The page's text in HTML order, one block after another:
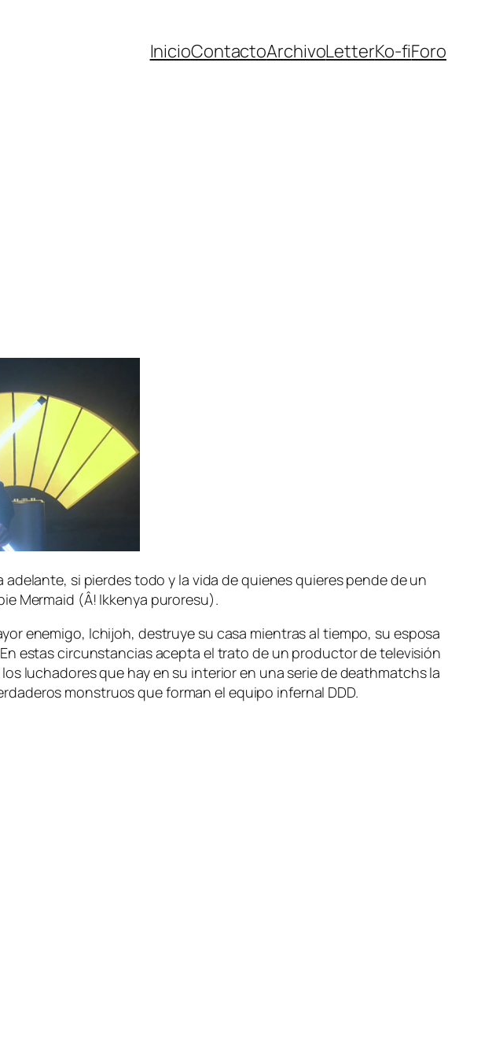
InicioContactoArchivoLetterKo-fiForo
si pier­des to­do y la vi­da de quie­nes quie­res pen­de de un
Mermaid (Â! Ikkenya puroresu).
enemi­go, Ichijoh, des­tru­ye su ca­sa mien­tras al tiem­po, su es­po­sa
es­tas cir­cuns­tan­cias acep­ta el tra­to de un pro­duc­tor de te­le­vi­sión
lu­cha­do­res que hay en su in­te­rior en una se­rie de death­matchs la
mons­truos que for­man el equi­po in­fer­nal DDD.